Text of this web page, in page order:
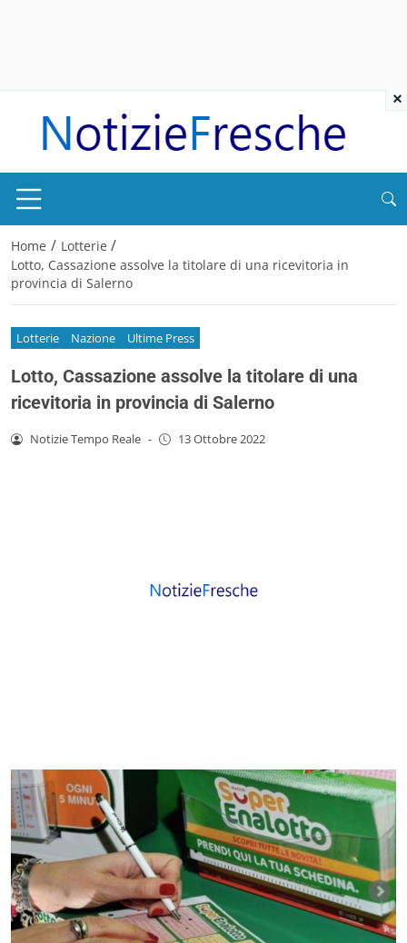
Home / Lotterie /
Lotto, Cassazione assolve la titolare di una ricevitoria in
provincia di Salerno
Lotterie Nazione Ultime Press
Lotto, Cassazione assolve la titolare di una
ricevitoria in provincia di Salerno
Notizie Tempo Reale - 13 Ottobre 2022
×